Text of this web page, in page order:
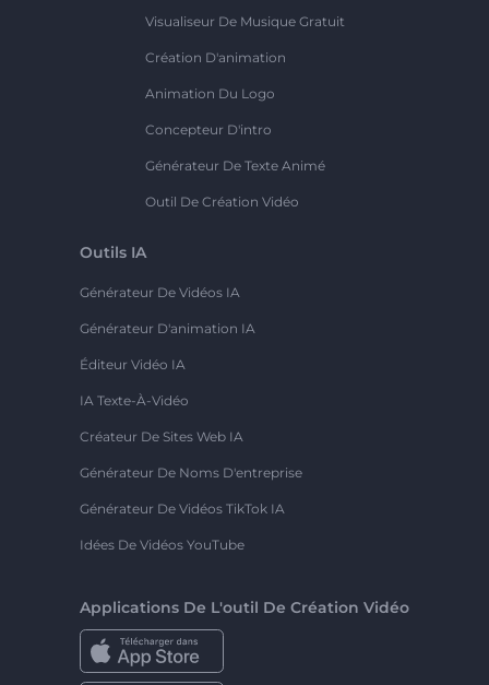
Visualiseur De Musique Gratuit
Création D'animation
Animation Du Logo
Concepteur D'intro
Générateur De Texte Animé
Outil De Création Vidéo
Outils IA
Générateur De Vidéos IA
Générateur D'animation IA
Éditeur Vidéo IA
IA Texte-À-Vidéo
Créateur De Sites Web IA
Générateur De Noms D'entreprise
Générateur De Vidéos TikTok IA
Idées De Vidéos YouTube
Applications De L'outil De Création Vidéo